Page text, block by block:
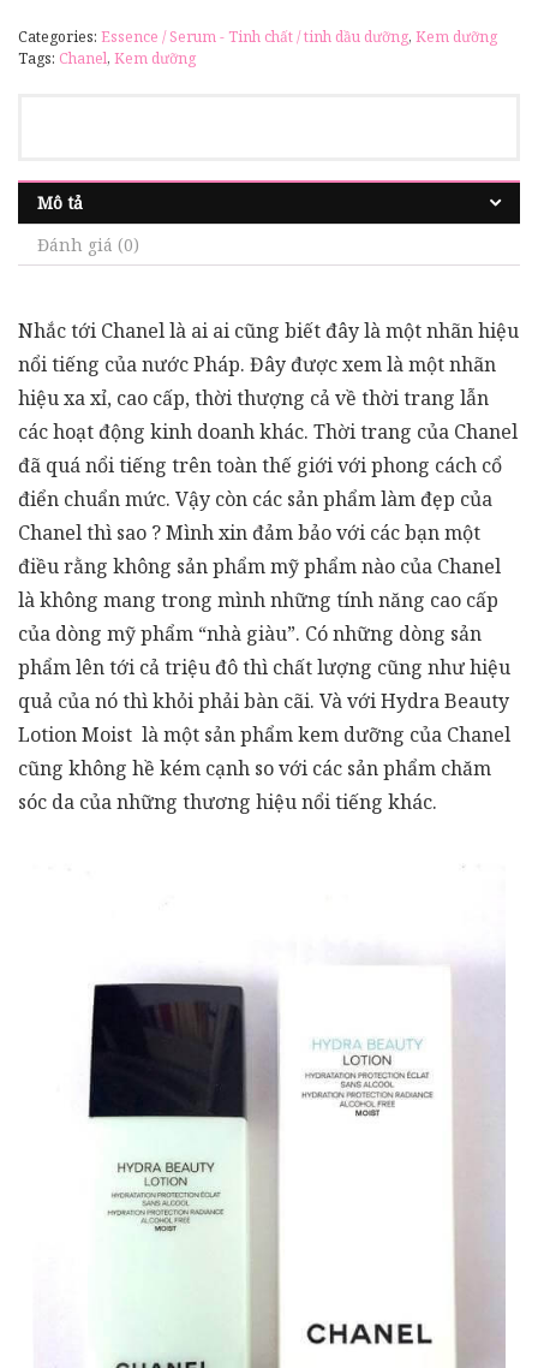
Categories: Essence / Serum - Tinh chất / tinh dầu dưỡng, Kem dưỡng
Tags: Chanel, Kem dưỡng
Mô tả
Đánh giá (0)
Nhắc tới Chanel là ai ai cũng biết đây là một nhãn hiệu
nổi tiếng của nước Pháp. Đây được xem là một nhãn
hiệu xa xỉ, cao cấp, thời thượng cả về thời trang lẫn
các hoạt động kinh doanh khác. Thời trang của Chanel
đã quá nổi tiếng trên toàn thế giới với phong cách cổ
điển chuẩn mức. Vậy còn các sản phẩm làm đẹp của
Chanel thì sao ? Mình xin đảm bảo với các bạn một
điều rằng không sản phẩm mỹ phẩm nào của Chanel
là không mang trong mình những tính năng cao cấp
của dòng mỹ phẩm “nhà giàu”. Có những dòng sản
phẩm lên tới cả triệu đô thì chất lượng cũng như hiệu
quả của nó thì khỏi phải bàn cãi. Và với Hydra Beauty
Lotion Moist là một sản phẩm kem dưỡng của Chanel
cũng không hề kém cạnh so với các sản phẩm chăm
sóc da của những thương hiệu nổi tiếng khác.